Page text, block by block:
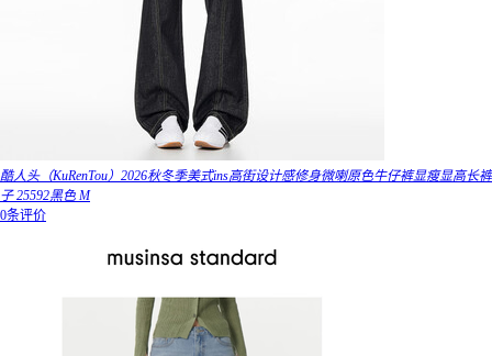
酷人头（KuRenTou）2026秋冬季美式ins高街设计感修身微喇原色牛仔裤显瘦显高长裤
子 25592黑色 M
0条评价